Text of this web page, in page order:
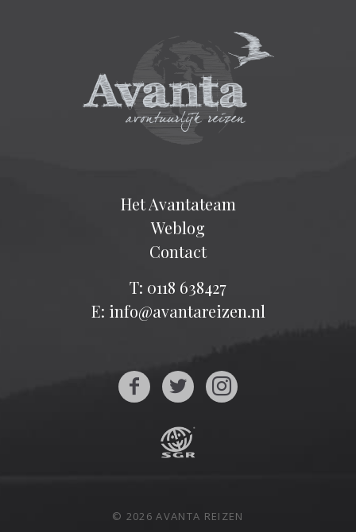
Het Avantateam
Weblog
Contact
T: 0118 638427
E: info@avantareizen.nl
© 2026 AVANTA REIZEN